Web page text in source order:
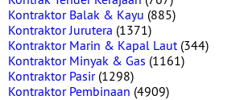
Kontraktor Balak & Kayu (885)
Kontraktor Jurutera (1371)
Kontraktor Marin & Kapal Laut(344)
Kontraktor Minyak & Gas (1161)
Kontraktor Pasir(1298)
Kontraktor Pembinaan (4909)